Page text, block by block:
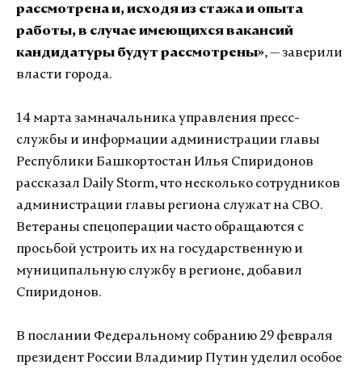
рассмотрена и, исходя из стажа и опыта
работы, в случае имеющихся вакансий
кандидатуры будут рассмотрены», — заверили
власти города.
14 марта замначальника управления пресс-
службы и информации администрации главы
Республики Башкортостан Илья Спиридонов
рассказал Daily Storm, что несколько сотрудников
администрации главы региона служат на СВО.
Ветераны спецоперации часто обращаются с
просьбой устроить их на государственную и
муниципальную службу в регионе, добавил
Спиридонов.
В послании Федеральному собранию 29 февраля
президент России Владимир Путин уделил особое